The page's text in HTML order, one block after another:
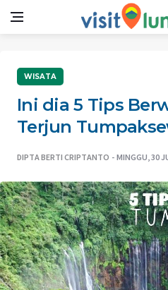
WISATA
Ini dia 5 Tips
Terjun
DIPTA BERTI CRIPTANTO MINGGU, 30